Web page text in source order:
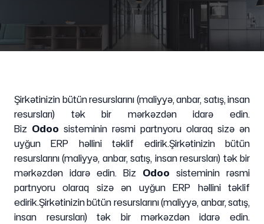
Şirkətinizin bütün resurslarını (maliyyə, anbar, satış, insan
resursları) tək bir mərkəzdən idarə edin.
Biz Odoo sisteminin rəsmi partnyoru olaraq sizə ən
uyğun ERP həllini təklif edirik.Şirkətinizin bütün
resurslarını (maliyyə, anbar, satış, insan resursları) tək bir
mərkəzdən idarə edin. Biz Odoo sisteminin rəsmi
partnyoru olaraq sizə ən uyğun ERP həllini təklif
edirik.Şirkətinizin bütün resurslarını (maliyyə, anbar, satış,
insan resursları) tək bir mərkəzdən idarə edin.